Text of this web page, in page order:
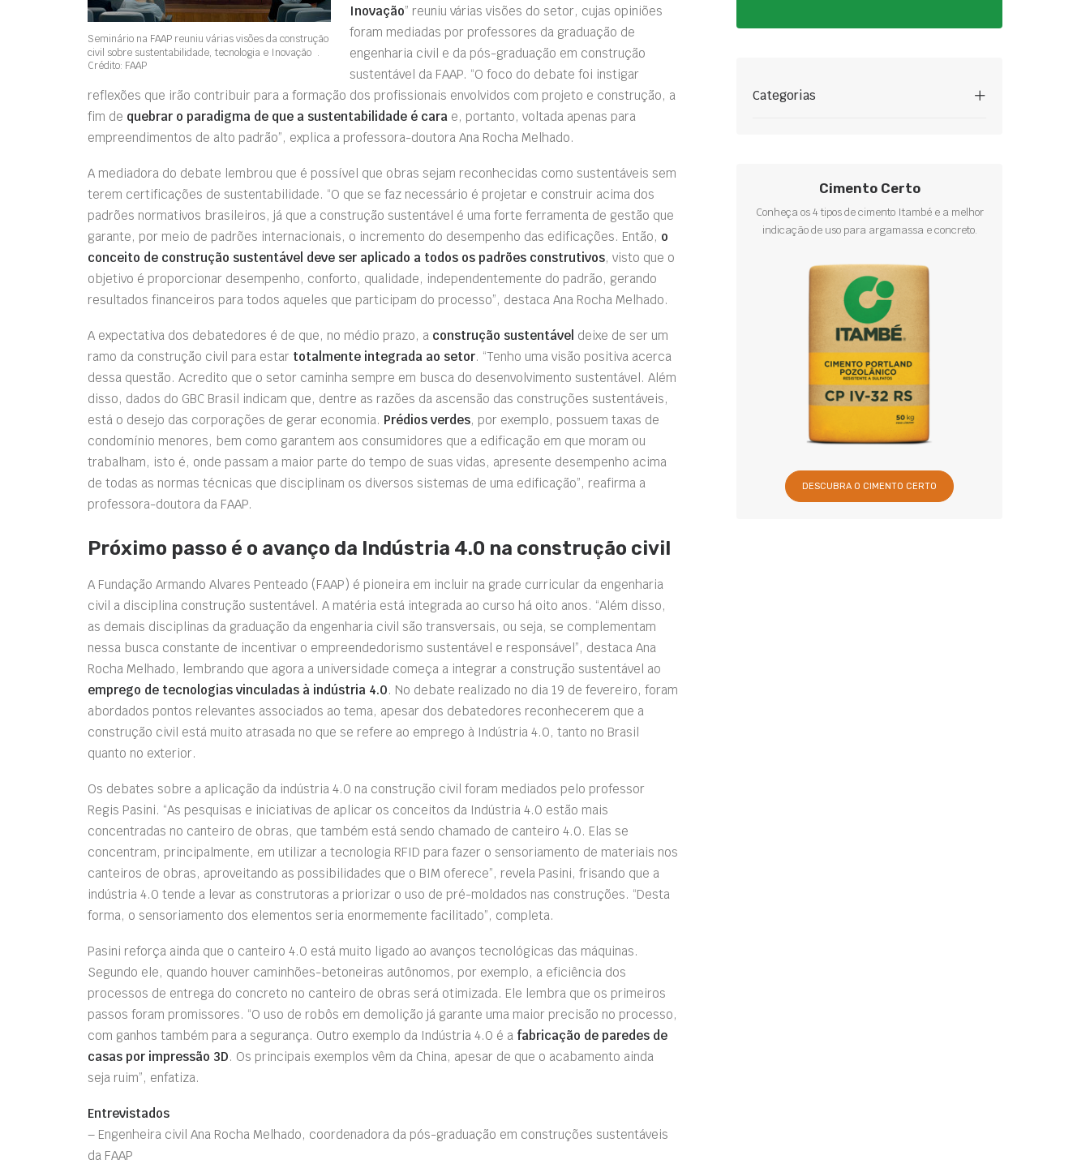
Seminário na FAAP reuniu várias visões da construção
civil sobre sustentabilidade, tecnologia e Inovação .
Crédito: FAAP
Inovação” reuniu várias visões do setor, cujas opiniões
foram mediadas por professores da graduação de
engenharia civil e da pós-graduação em construção
sustentável da FAAP. “O foco do debate foi instigar
reflexões que irão contribuir para a formação dos profissionais envolvidos com projeto e construção, a
fim de quebrar o paradigma de que a sustentabilidade é cara e, portanto, voltada apenas para
empreendimentos de alto padrão”, explica a professora-doutora Ana Rocha Melhado.
A mediadora do debate lembrou que é possível que obras sejam reconhecidas como sustentáveis sem
terem certificações de sustentabilidade. “O que se faz necessário é projetar e construir acima dos
padrões normativos brasileiros, já que a construção sustentável é uma forte ferramenta de gestão que
garante, por meio de padrões internacionais, o incremento do desempenho das edificações. Então, o
conceito de construção sustentável deve ser aplicado a todos os padrões construtivos, visto que o
objetivo é proporcionar desempenho, conforto, qualidade, independentemente do padrão, gerando
resultados financeiros para todos aqueles que participam do processo”, destaca Ana Rocha Melhado.
A expectativa dos debatedores é de que, no médio prazo, a construção sustentável deixe de ser um
ramo da construção civil para estar totalmente integrada ao setor. “Tenho uma visão positiva acerca
dessa questão. Acredito que o setor caminha sempre em busca do desenvolvimento sustentável. Além
disso, dados do GBC Brasil indicam que, dentre as razões da ascensão das construções sustentáveis,
está o desejo das corporações de gerar economia. Prédios verdes, por exemplo, possuem taxas de
condomínio menores, bem como garantem aos consumidores que a edificação em que moram ou
trabalham, isto é, onde passam a maior parte do tempo de suas vidas, apresente desempenho acima
de todas as normas técnicas que disciplinam os diversos sistemas de uma edificação”, reafirma a
professora-doutora da FAAP.
Próximo passo é o avanço da Indústria 4.0 na construção civil
A Fundação Armando Alvares Penteado (FAAP) é pioneira em incluir na grade curricular da engenharia
civil a disciplina construção sustentável. A matéria está integrada ao curso há oito anos. “Além disso,
as demais disciplinas da graduação da engenharia civil são transversais, ou seja, se complementam
nessa busca constante de incentivar o empreendedorismo sustentável e responsável”, destaca Ana
Rocha Melhado, lembrando que agora a universidade começa a integrar a construção sustentável ao
emprego de tecnologias vinculadas à indústria 4.0. No debate realizado no dia 19 de fevereiro, foram
abordados pontos relevantes associados ao tema, apesar dos debatedores reconhecerem que a
construção civil está muito atrasada no que se refere ao emprego à Indústria 4.0, tanto no Brasil
quanto no exterior.
Os debates sobre a aplicação da indústria 4.0 na construção civil foram mediados pelo professor
Regis Pasini. “As pesquisas e iniciativas de aplicar os conceitos da Indústria 4.0 estão mais
concentradas no canteiro de obras, que também está sendo chamado de canteiro 4.0. Elas se
concentram, principalmente, em utilizar a tecnologia RFID para fazer o sensoriamento de materiais nos
canteiros de obras, aproveitando as possibilidades que o BIM oferece”, revela Pasini, frisando que a
indústria 4.0 tende a levar as construtoras a priorizar o uso de pré-moldados nas construções. “Desta
forma, o sensoriamento dos elementos seria enormemente facilitado”, completa.
Pasini reforça ainda que o canteiro 4.0 está muito ligado ao avanços tecnológicas das máquinas.
Segundo ele, quando houver caminhões-betoneiras autônomos, por exemplo, a eficiência dos
processos de entrega do concreto no canteiro de obras será otimizada. Ele lembra que os primeiros
passos foram promissores. “O uso de robôs em demolição já garante uma maior precisão no processo,
com ganhos também para a segurança. Outro exemplo da Indústria 4.0 é a fabricação de paredes de
casas por impressão 3D. Os principais exemplos vêm da China, apesar de que o acabamento ainda
seja ruim”, enfatiza.
Entrevistados
– Engenheira civil Ana Rocha Melhado, coordenadora da pós-graduação em construções sustentáveis
da FAAP
Categorias
Cimento Certo
Conheça os 4 tipos de cimento Itambé e a melhor
indicação de uso para argamassa e concreto.
DESCUBRA O CIMENTO CERTO